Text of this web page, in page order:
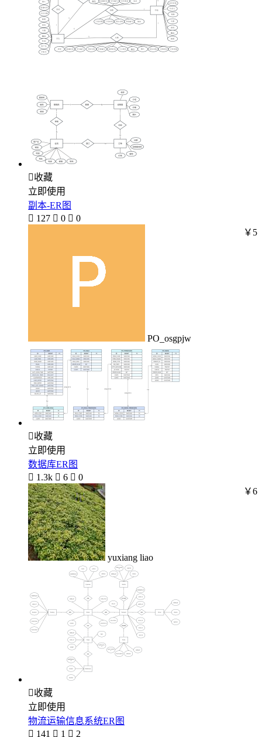
收藏
立即使用
副本-ER图
 127  0  0
PO_osgpjw
￥5
收藏
立即使用
数据库ER图
 1.3k  6  0
yuxiang liao
￥6
收藏
立即使用
物流运输信息系统ER图
 141  1  2